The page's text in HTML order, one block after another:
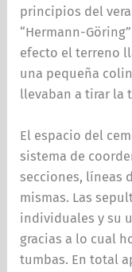
principios del
“Hermann-
efecto el terreno
una pequeña
llevaban a tirar la
El espacio del
sistema de
secciones, líneas
mismas. Las
individuales y su
gracias a lo cual
tumbas. En total